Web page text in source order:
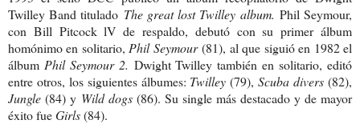
Twilley Band titulado The great lost Twilley album. Phil Seymour,
con Bill Pitcock lV de respaldo, debutó con su primer álbum
homónimo en solitario, Phil Seymour(81), al que siguió en 1982 el
álbum Phil Seymour 2. Dwight Twilley también en solitario, editó
entre otros, los siguientes álbumes: Twilley(79),Scuba divers(82),
Jungle (84) y Wild dogs (86). Su single más destacado y de mayor
éxito fueGirls(84).